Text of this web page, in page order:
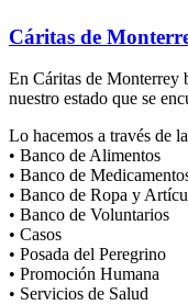
Cáritas de
En Cáritas de Monterrey
nuestro estado que se
Lo hacemos a través de
• Banco de Alimentos
• Banco de
• Banco de Ropa y
• Banco de Voluntarios
• Casos
• Posada del Peregrino
• Promoción Humana
• Servicios de Salud